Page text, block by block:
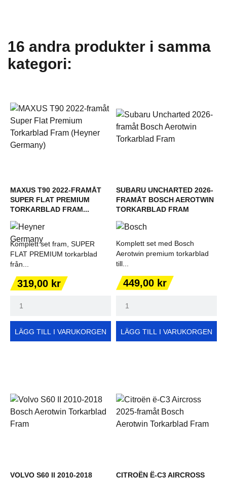
16 andra produkter i samma
kategori:
MAXUS T90 2022-FRAMÅT
SUPER FLAT PREMIUM
TORKARBLAD FRAM...
Komplett set fram, SUPER
FLAT PREMIUM torkarblad
från...
Pris
319,00 kr
LÄGG TILL I VARUKORGEN
SUBARU UNCHARTED 2026-
FRAMÅT BOSCH AEROTWIN
TORKARBLAD FRAM
Komplett set med Bosch
Aerotwin premium torkarblad
till...
Pris
449,00 kr
LÄGG TILL I VARUKORGEN
VOLVO S60 II 2010-2018 CITROËN Ë-C3 AIRCROSS